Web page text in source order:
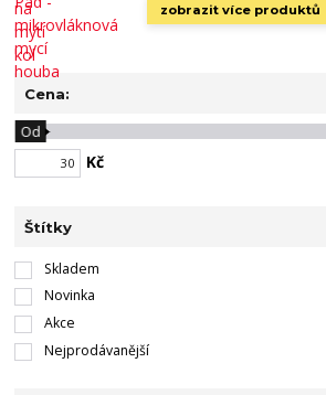
zobrazit více produktů
Cena:
Kč
Od
Štítky
Skladem
Novinka
Akce
Nejprodávanější